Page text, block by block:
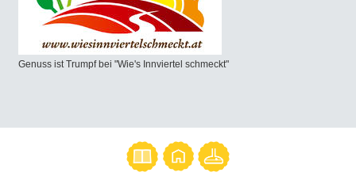
Genuss ist Trumpf bei "Wie's Innviertel schmeckt"